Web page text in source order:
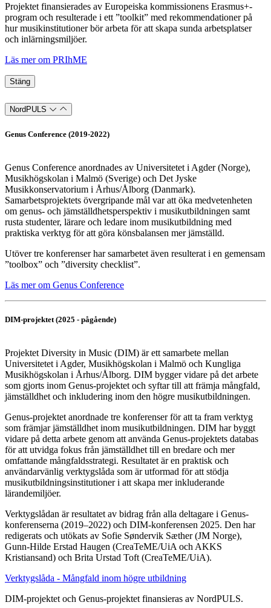
Projektet finansierades av Europeiska kommissionens Erasmus+-
program och resulterade i ett ”toolkit” med rekommendationer på
hur musikinstitutioner bör arbeta för att skapa sunda arbetsplatser
och inlärningsmiljöer.
Läs mer om PRIhME
Stäng
NordPULS
Genus Conference (2019-2022)
Genus Conference anordnades av Universitetet i Agder (Norge),
Musikhögskolan i Malmö (Sverige) och Det Jyske
Musikkonservatorium i Århus/Ålborg (Danmark).
Samarbetsprojektets övergripande mål var att öka medvetenheten
om genus- och jämställdhetsperspektiv i musikutbildningen samt
rusta studenter, lärare och ledare inom musikutbildning med
praktiska verktyg för att göra könsbalansen mer jämställd.
Utöver tre konferenser har samarbetet även resulterat i en gemensam
”toolbox” och ”diversity checklist”.
Läs mer om Genus Conference
DIM-projektet (2025 - pågående)
Projektet Diversity in Music (DIM) är ett samarbete mellan
Universitetet i Agder, Musikhögskolan i Malmö och Kungliga
Musikhögskolan i Århus/Ålborg. DIM bygger vidare på det arbete
som gjorts inom Genus-projektet och syftar till att främja mångfald,
jämställdhet och inkludering inom den högre musikutbildningen.
Genus-projektet anordnade tre konferenser för att ta fram verktyg
som främjar jämställdhet inom musikutbildningen. DIM har byggt
vidare på detta arbete genom att använda Genus-projektets databas
för att utvidga fokus från jämställdhet till en bredare och mer
omfattande mångfaldsstrategi. Resultatet är en praktisk och
användarvänlig verktygslåda som är utformad för att stödja
musikutbildningsinstitutioner i att skapa mer inkluderande
lärandemiljöer.
Verktygslådan är resultatet av bidrag från alla deltagare i Genus-
konferenserna (2019–2022) och DIM-konferensen 2025. Den har
redigerats och utökats av Sofie Søndervik Sæther (JM Norge),
Gunn-Hilde Erstad Haugen (CreaTeME/UiA och AKKS
Kristiansand) och Brita Urstad Toft (CreaTeME/UiA).
Verktygslåda - Mångfald inom högre utbildning
DIM-projektet och Genus-projektet finansieras av NordPULS.